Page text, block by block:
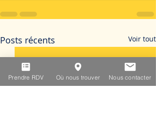
Posts récents Voir tout
Prendre RDV Où nous trouver Nous contacter